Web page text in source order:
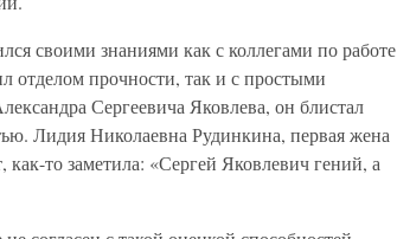
своими знаниями как с коллегами по работе
отделом прочности, так и с простыми
Сергеевича Яковлева, он блистал
Лидия Николаевна Рудинкина, первая жена
то заметила: «Сергей Яковлевич гений, а